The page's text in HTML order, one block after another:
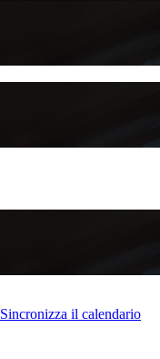
Sincronizza il calendario